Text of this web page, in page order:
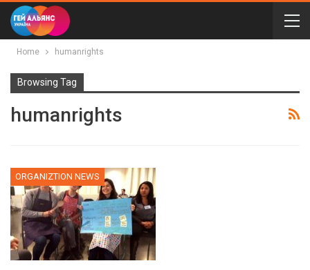
Home humanrights
Browsing Tag
humanrights
ORGANIZTION NEWS